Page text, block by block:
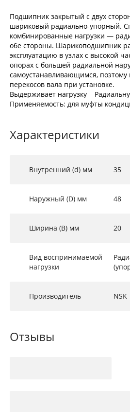
Подшипник закрытый с двух
шариковый радиально-упорный.
комбинированные нагрузки —
обе стороны. Шарикоподшипник
эксплуатацию в узлах с высокой
опорах с большей радиальной
самоустанавливающимся, поэтому
перекосов вала при установке.
Выдерживает нагрузку
Применяемость: для муфты
Характеристики
Внутренний (d) мм 35
Наружный (D) мм 48
Ширина (B) мм 20
Вид воспринимаемой
нагрузки
Производитель NSK
Отзывы